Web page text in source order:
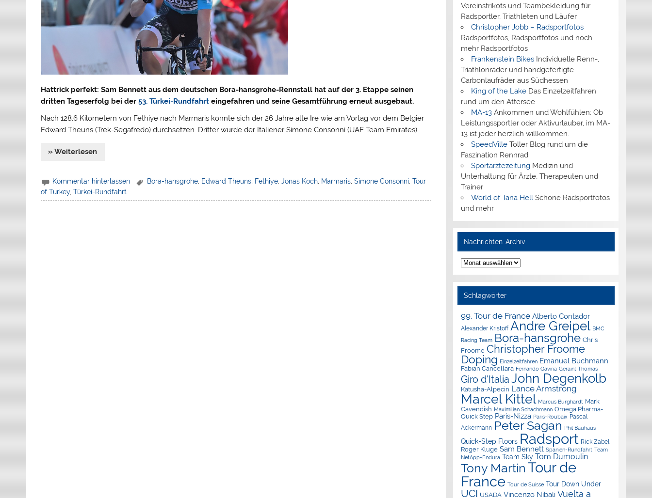
Hattrick perfekt: Sam Bennett aus dem deutschen Bora-hansgrohe-Rennstall hat auf der 3. Etappe seinen
dritten Tageserfolg bei der 53. Türkei-Rundfahrt eingefahren und seine Gesamtführung erneut ausgebaut.
Nach 128,6 Kilometern von Fethiye nach Marmaris konnte sich der 26 Jahre alte Ire wie am Vortag vor dem Belgier
Edward Theuns (Trek-Segafredo) durchsetzen. Dritter wurde der Italiener Simone Consonni (UAE Team Emirates).
» Weiterlesen
Kommentar hinterlassen Bora-hansgrohe, Edward Theuns, Fethiye, Jonas Koch, Marmaris, Simone Consonni Tour
of Turkey,Türkei-Rundfahrt
Vereinstrikots und Teambekleidung für
Radsportler, Triathleten und Läufer
Christopher Jobb – Radsportfotos
Radsportfotos, Radsportfotos und noch
mehr Radsportfotos
Frankenstein BikesIndividuelle Renn-,
Triathlonräder und handgefertigte
Carbonlaufräder aus Südhessen
King of the LakeDas Einzelzeitfahren
rund um den Attersee
MA-13Ankommen und Wohlfühlen: Ob
Leistungssportler oder Aktivurlauber, im MA-
13 ist jeder herzlich willkommen.
SpeedVilleToller Blog rund um die
Faszination Rennrad
SportärztezeitungMedizin und
Unterhaltung für Ärzte, Therapeuten und
Trainer
World of Tana Hell Schöne Radsportfotos
und mehr
Nachrichten-Archiv
Nachrichten-
Archiv
Schlagwörter
99. Tour de France Alberto Contador
Alexander Kristoff Andre Greipel BMC
Racing Team Bora-hansgrohe Chris
Froome Christopher Froome
Doping Einzelzeitfahren Emanuel Buchmann
Fabian Cancellara Fernando Gaviria Geraint Thomas
Giro d'Italia John Degenkolb
Katusha-Alpecin Lance Armstrong
Marcel Kittel Marcus Burghardt Mark
Cavendish Maximilian Schachmann Omega Pharma-
Quick Step Paris-Nizza Paris-Roubaix Pascal
Ackermann Peter Sagan Phil Bauhaus
Quick-Step Floors Radsport Rick Zabel
Roger Kluge Sam Bennett Spanien-Rundfahrt Team
NetApp-Endura Team Sky Tom Dumoulin
Tony Martin Tour de
France Tour de Suisse Tour Down Under
UCI USADA Vincenzo Nibali Vuelta a